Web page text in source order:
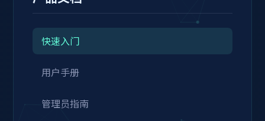
快速入门
用户手册
管理员指南